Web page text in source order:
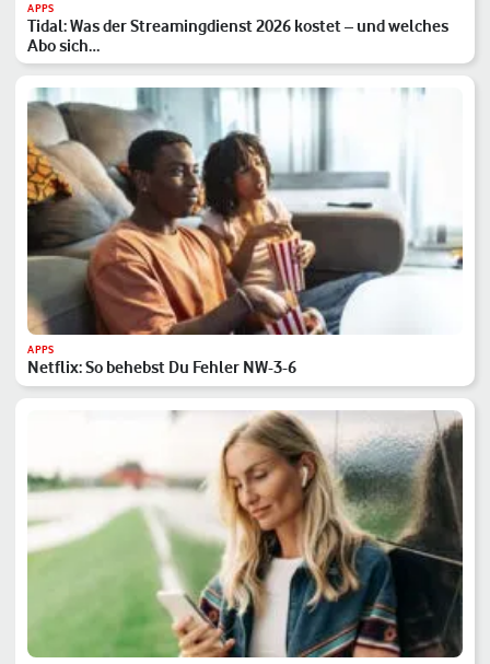
APPS
Tidal: Was der Streamingdienst 2026 kostet – und welches
Abo sich…
APPS
Netflix: So behebst Du Fehler NW-3-6